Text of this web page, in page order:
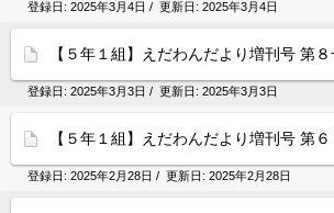
登録日: 2025年3月4日 / 更新日: 2025年3月4日
【５年１組】えだわんだより増刊号 第８
登録日: 2025年3月3日 / 更新日: 2025年3月3日
【５年１組】えだわんだより増刊号 第
登録日: 2025年2月28日 / 更新日: 2025年2月28日